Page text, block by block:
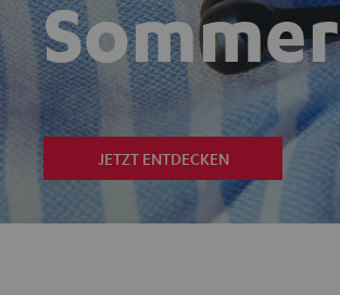
JETZT ENTDECKEN